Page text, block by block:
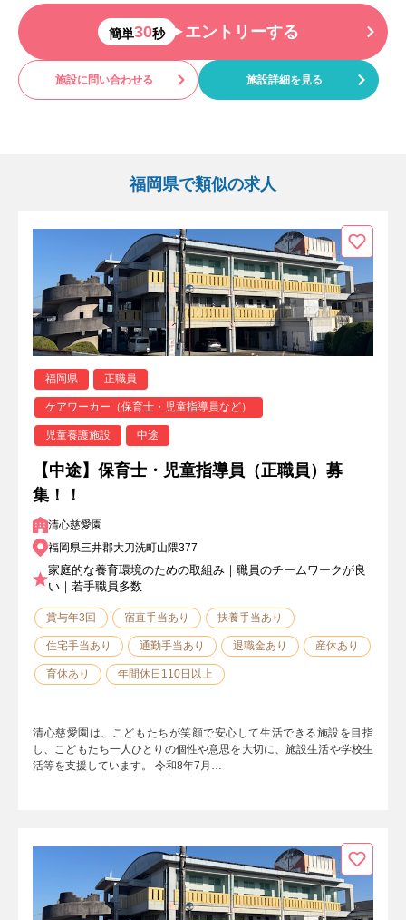
簡単30秒 エントリーする
施設に問い合わせる 施設詳細を見る
福岡県で類似の求人
福岡県 正職員
ケアワーカー（保育士・児童指導員など）
児童養護施設 中途
【中途】保育士・児童指導員（正職員）募
集！！
清心慈愛園
福岡県三井郡大刀洗町山隈377
家庭的な養育環境のための取組み｜職員のチームワークが良
い｜若手職員多数
賞与年3回 宿直手当あり 扶養手当あり
住宅手当あり 通勤手当あり 退職金あり 産休あり
育休あり 年間休日110日以上
清心慈愛園は、こどもたちが笑顔で安心して生活できる施設を目指
し、こどもたち一人ひとりの個性や意思を大切に、施設生活や学校生
活等を支援しています。 令和8年7月…